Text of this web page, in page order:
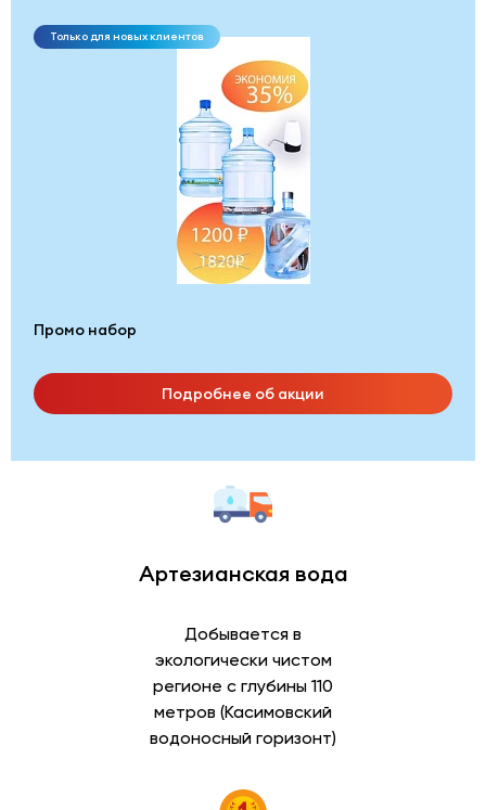
Только для новых клиентов
Промо набор
Подробнее об акции
Артезианская вода
Добывается в
экологически чистом
регионе с глубины 110
метров (Касимовский
водоносный горизонт)